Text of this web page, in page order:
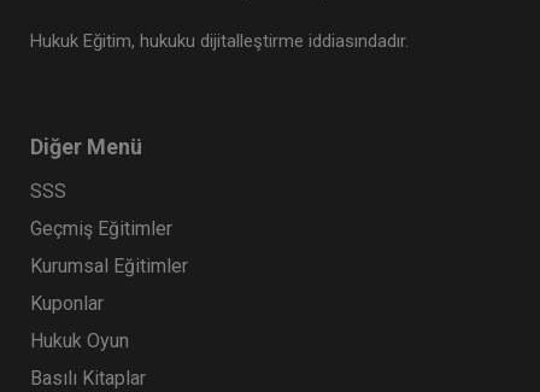
Hukuk Eğitim, hukuku dijitalleştirme iddiasındadır.
Diğer Menü
SSS
Geçmiş Eğitimler
Kurumsal Eğitimler
Kuponlar
Hukuk Oyun
Basılı Kitaplar